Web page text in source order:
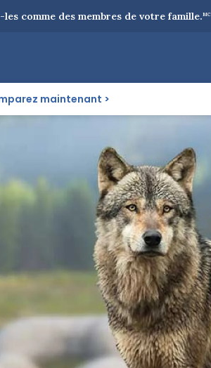
comme des membres de votre famille.MC
maintenant